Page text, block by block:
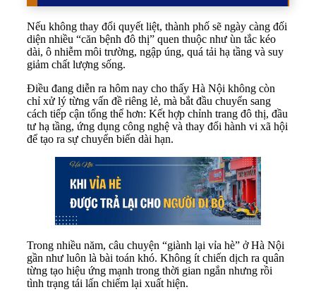
Nếu không thay đổi quyết liệt, thành phố sẽ ngày càng đối
diện nhiều “căn bệnh đô thị” quen thuộc như ùn tắc kéo
dài, ô nhiễm môi trường, ngập úng, quá tải hạ tầng và suy
giảm chất lượng sống.
Điều đang diễn ra hôm nay cho thấy Hà Nội không còn
chỉ xử lý từng vấn đề riêng lẻ, mà bắt đầu chuyển sang
cách tiếp cận tổng thể hơn: Kết hợp chỉnh trang đô thị, đầu
tư hạ tầng, ứng dụng công nghệ và thay đổi hành vi xã hội
để tạo ra sự chuyển biến dài hạn.
Trong nhiều năm, câu chuyện “giành lại vỉa hè” ở Hà Nội
gần như luôn là bài toán khó. Không ít chiến dịch ra quân
từng tạo hiệu ứng mạnh trong thời gian ngắn nhưng rồi
tình trạng tái lấn chiếm lại xuất hiện.